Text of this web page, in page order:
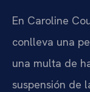
En Caroline
conlleva una
una multa de
suspensión de